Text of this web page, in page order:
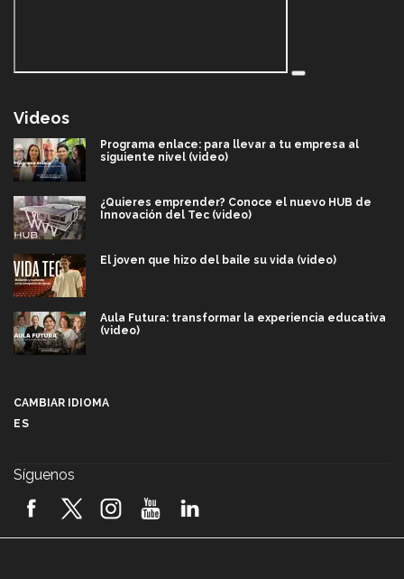
Videos
Programa enlace: para llevar a tu empresa al
siguiente nivel (video)
¿Quieres emprender? Conoce el nuevo HUB de
Innovación del Tec (video)
El joven que hizo del baile su vida (video)
Aula Futura: transformar la experiencia educativa
(video)
2026! (video)
CAMBIAR IDIOMA
ES
Síguenos